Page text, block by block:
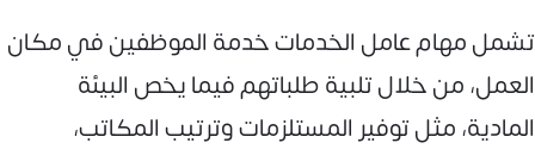
تشمل مهام عامل الخدمات خدمة الموظفين في مكان
العمل، من خلال تلبية طلباتهم فيما يخص البيئة
المادية، مثل توفير المستلزمات وترتيب المكاتب،